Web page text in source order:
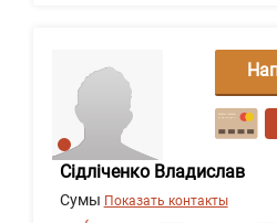
Сідліченко Владислав
Сумы Показать контакты